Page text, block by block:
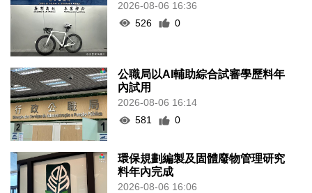
2026-08-06 16:36
526
0
公職局以AI輔助綜合試審學歷料年
內試用
2026-08-06 16:14
581
0
環保規劃編製及固體廢物管理研究
料年內完成
2026-08-06 16:06